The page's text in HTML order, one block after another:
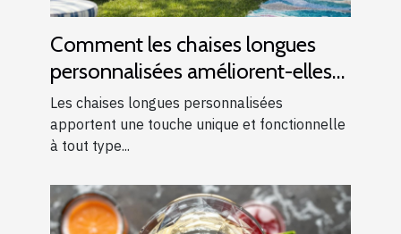
Comment les chaises longues
personnalisées améliorent-elles
les événements ?
Les chaises longues personnalisées
apportent une touche unique et fonctionnelle
à tout type...